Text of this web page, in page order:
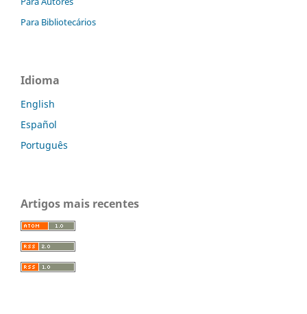
Para Bibliotecários
Idioma
English
Español
Português
Artigos mais recentes